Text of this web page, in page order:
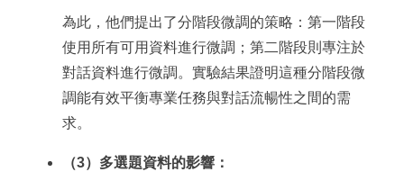
為此，他們提出了分階段微調的策略：第一階段
使用所有可用資料進行微調；第二階段則專注於
對話資料進行微調。實驗結果證明這種分階段微
調能有效平衡專業任務與對話流暢性之間的需
求。
（3）多選題資料的影響：